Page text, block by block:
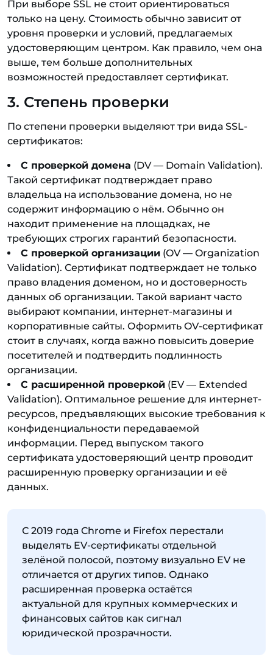
При выборе SSL не стоит ориентироваться
только на цену. Стоимость обычно зависит от
уровня проверки и условий, предлагаемых
удостоверяющим центром. Как правило, чем она
выше, тем больше дополнительных
возможностей предоставляет сертификат.
3. Степень проверки
По степени проверки выделяют три вида SSL-
сертификатов:
С проверкой домена (DV — Domain Validation).
Такой сертификат подтверждает право
владельца на использование домена, но не
содержит информацию о нём. Обычно он
находит применение на площадках, не
требующих строгих гарантий безопасности.
С проверкой организации (OV — Organization
Validation). Сертификат подтверждает не только
право владения доменом, но и достоверность
данных об организации. Такой вариант часто
выбирают компании, интернет-магазины и
корпоративные сайты. Оформить OV-сертификат
стоит в случаях, когда важно повысить доверие
посетителей и подтвердить подлинность
организации.
С расширенной проверкой (EV — Extended
Validation). Оптимальное решение для интернет-
ресурсов, предъявляющих высокие требования к
конфиденциальности передаваемой
информации. Перед выпуском такого
сертификата удостоверяющий центр проводит
расширенную проверку организации и её
данных.
С 2019 года Chrome и Firefox перестали
выделять EV-сертификаты отдельной
зелёной полосой, поэтому визуально EV не
отличается от других типов. Однако
расширенная проверка остаётся
актуальной для крупных коммерческих и
финансовых сайтов как сигнал
юридической прозрачности.